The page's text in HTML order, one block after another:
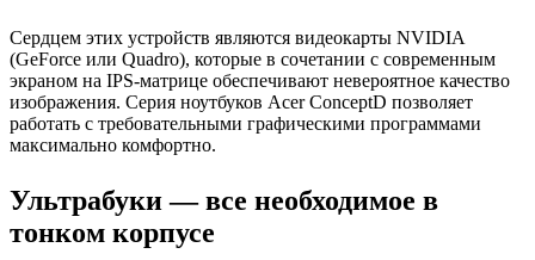
Сердцем этих устройств являются видеокарты NVIDIA
(GeForce или Quadro), которые в сочетании с современным
экраном на IPS-матрице обеспечивают невероятное качество
изображения. Серия ноутбуков Acer ConceptD позволяет
работать с требовательными графическими программами
максимально комфортно.
Ультрабуки — все необходимое в
тонком корпусе